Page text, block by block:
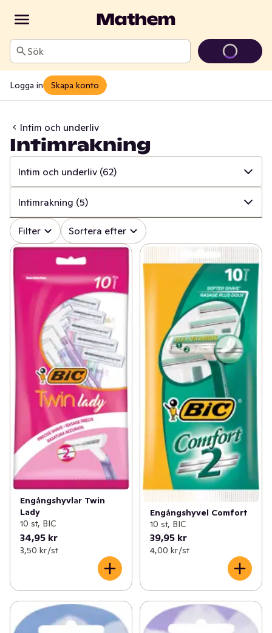
Sök
Logga in Skapa konto
Intim och underliv
Intimrakning
Intim och underliv (62)
✓ Alla (843)
✓ Mun och tänder (107)
✓ Sår, bett och stick (17)
✓ Mage (15)
Sex och lust (2)
Händer och fötter (63)
Hudvård (163)
Hårvård (169)
Intim och underliv (62)
✓ Ansiktsvård (97)
✓ Kost och hälsa (48)
✓ Förkylning (5)
✓ Vitaminer och kosttillskott (65)
✓ Åldersgräns 18+ receptfria läkemedel (46)
(1)
Intimrakning (5)
✓ Alla (62)
Intimhygien och mensskydd
Rengöring (4)
Intimrakning (5)
Tester (3)
Filter Sortera efter
Engångshyvlar Twin
Lady
10 st, BIC
34,95 kr
3,50 kr /st
Engångshyvel Comfort
10 st, BIC
39,95 kr
4,00 kr /st